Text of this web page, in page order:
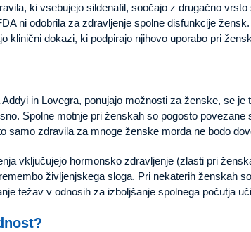
ki vsebujejo sildenafil, soočajo z drugačno
ni odobrila za zdravljenje spolne disfunkcije
klinični dokazi, ki podpirajo njihovo uporabo pri
in Lovegra, ponujajo možnosti za ženske, se je
Spolne motnje pri ženskah so pogosto
samo zdravila za mnoge ženske morda ne bodo
vključujejo hormonsko zdravljenje (zlasti pri
življenjskega sloga. Pri nekaterih ženskah
težav v odnosih za izboljšanje spolnega počutja